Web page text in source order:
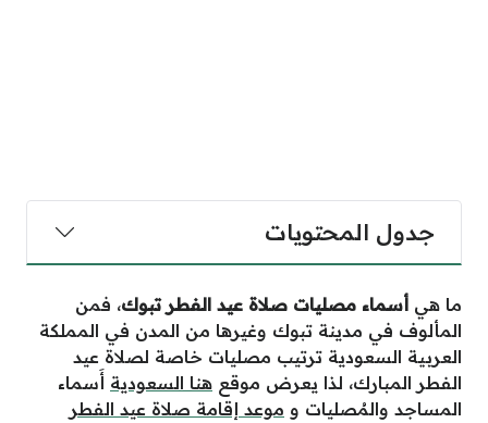
جدول المحتويات
ما هي أسماء مصليات صلاة عيد الفطر تبوك، فمن
المألوف في مدينة تبوك وغيرها من المدن في المملكة
العربية السعودية ترتيب مصليات خاصة لصلاة عيد
الفطر المبارك، لذا يعرض موقع هنا السعودية أَسماء
المساجد والمُصليات و موعد إقامة صلاة عيد الفطر